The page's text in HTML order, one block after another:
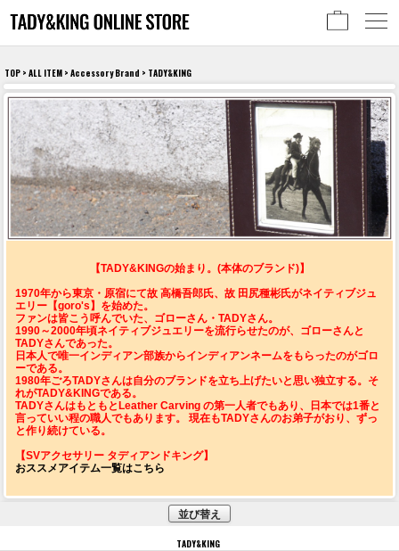
TOP > ALL ITEM > Accessory Brand > TADY&KING
【TADY&KINGの始まり。(本体のブランド)】
1970年から東京・原宿にて故 高橋吾郎氏、故 田尻種彬氏がネイティブジュ
エリー【goro's】を始めた。
ファンは皆こう呼んでいた、ゴローさん・TADYさん。
1990～2000年頃ネイティブジュエリーを流行らせたのが、ゴローさんと
TADYさんであった。
日本人で唯一インディアン部族からインディアンネームをもらったのがゴロ
ーである。
1980年ごろTADYさんは自分のブランドを立ち上げたいと思い独立する。そ
れがTADY&KINGである。
TADYさんはもともとLeather Carving の第一人者でもあり、日本では1番と
言っていい程の職人でもあります。 現在もTADYさんのお弟子がおり、ずっ
と作り続けている。
【SVアクセサリー タディアンドキング】
おススメアイテム一覧はこちら
並び替え
TADY&KING